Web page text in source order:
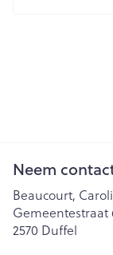
Neem
Beaucourt,
Gemeentestraat
2570 Duffel